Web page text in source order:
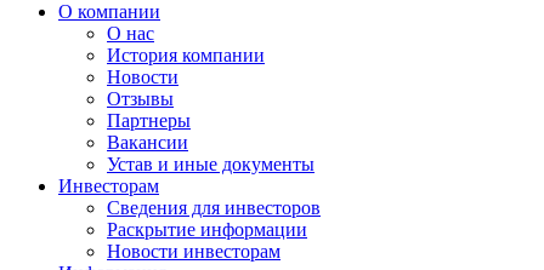
О компании
О нас
История компании
Новости
Отзывы
Партнеры
Вакансии
Устав и иные документы
Инвесторам
Сведения для инвесторов
Раскрытие информации
Новости инвесторам